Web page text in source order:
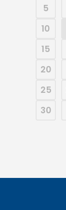
5
10
15
20
25
30